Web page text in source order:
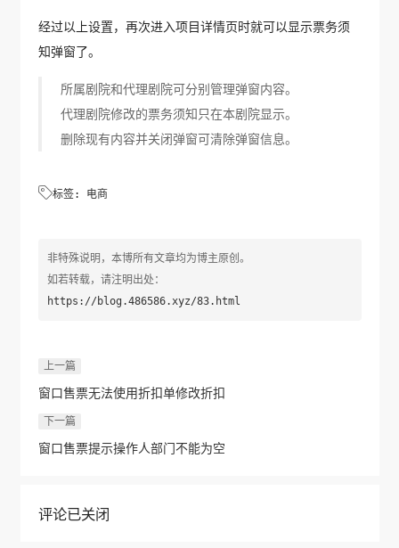
经过以上设置，再次进入项目详情页时就可以显示票务须
知弹窗了。
所属剧院和代理剧院可分别管理弹窗内容。
代理剧院修改的票务须知只在本剧院显示。
删除现有内容并关闭弹窗可清除弹窗信息。
标签: 电商
非特殊说明，本博所有文章均为博主原创。
如若转载，请注明出处：
https://blog.486586.xyz/83.html
上一篇
窗口售票无法使用折扣单修改折扣
下一篇
窗口售票提示操作人部门不能为空
评论已关闭